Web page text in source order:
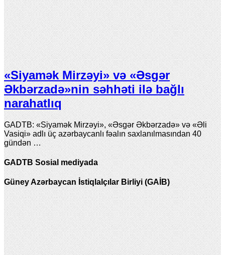
«Siyamək Mirzəyi» və «Əsgər
Əkbərzadə»nin səhhəti ilə bağlı
narahatlıq
GADTB: «Siyamək Mirzəyi», «Əsgər Əkbərzadə» və «Əli
Vasiqi» adlı üç azərbaycanlı fəalın saxlanılmasından 40
gündən …
GADTB Sosial mediyada
Güney Azərbaycan İstiqlalçılar Birliyi (GAİB)